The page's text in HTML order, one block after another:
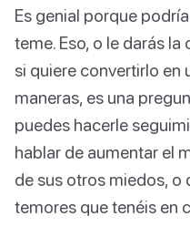
Es genial porque
teme. Eso, o le darás
si quiere convertirlo en
maneras, es una
puedes hacerle
hablar de aumentar el
de sus otros miedos, o
temores que tenéis en